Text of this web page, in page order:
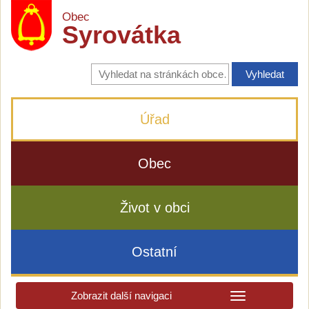
Obec
Syrovátka
Vyhledávání
na
stránkách
Úřad
Obec
Život v obci
Ostatní
Zobrazit další navigaci